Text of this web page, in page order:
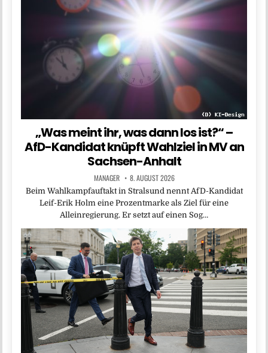
„Was meint ihr, was dann los ist?“ –
AfD-Kandidat knüpft Wahlziel in MV an
Sachsen-Anhalt
MANAGER 8. AUGUST 2026
Beim Wahlkampfauftakt in Stralsund nennt AfD-Kandidat
Leif-Erik Holm eine Prozentmarke als Ziel für eine
Alleinregierung. Er setzt auf einen Sog…